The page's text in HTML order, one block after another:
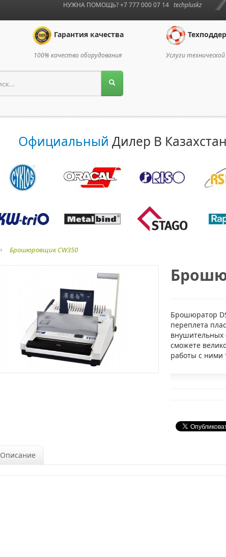
НУЖНА ПОМОЩЬ? +7 777 000 07 14 techpluskz
Гарантия качества
100% качество оборудования Услуги
Официальный Дилер В
Брошюровщик CW350
Брошюратор
переплета
сможете
работы с ними
Описание